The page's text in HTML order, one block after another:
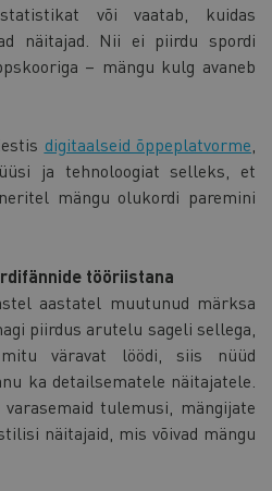
või vaatab, kuidas
näitajad. Nii ei piirdu spordi
– mängu kulg avaneb
digitaalseid õppeplatvorme,
ja tehnoloogiat selleks, et
mängu olukordi paremini
tööriistana
aastatel muutunud märksa
piirdus arutelu sageli sellega,
väravat löödi, siis nüüd
ka detailsematele näitajatele.
varasemaid tulemusi, mängijate
näitajaid, mis võivad mängu